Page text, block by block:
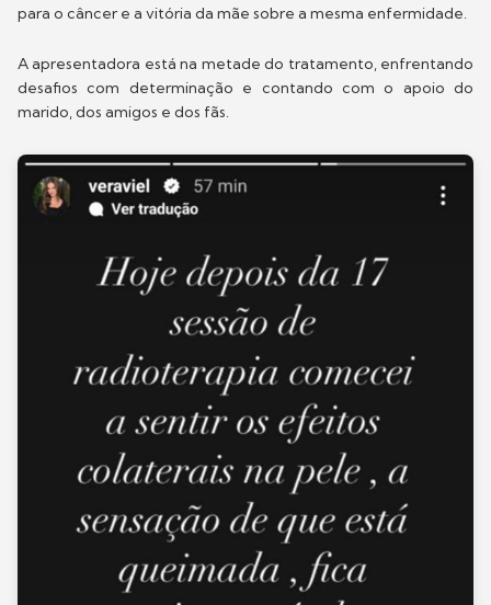
para o câncer e a vitória da mãe sobre a mesma enfermidade.
A apresentadora está na metade do tratamento, enfrentando
desafios com determinação e contando com o apoio do
marido, dos amigos e dos fãs.